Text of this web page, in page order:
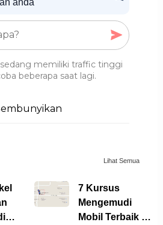
anda
memiliki traffic tinggi
beberapa saat lagi.
Lihat Semua
7 Kursus
Mengemudi
Mobil Terbaik di